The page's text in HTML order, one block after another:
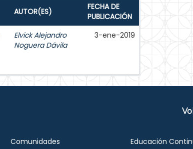
AUTOR(ES)
FECHA DE
PUBLICACIÓN
Elvick Alejandro
Noguera Dávila
3-ene-2019
Comunidades
Educación